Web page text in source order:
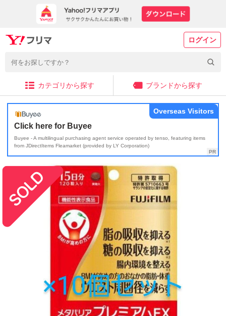
ログイン
カテゴリから探す ブランドから探す
Click here for Buyee
Buyee - A multilingual purchasing agent service operated by tenso, featuring items
from JDirectItems Fleamarket (provided by LY Corporation)
Overseas Visitors